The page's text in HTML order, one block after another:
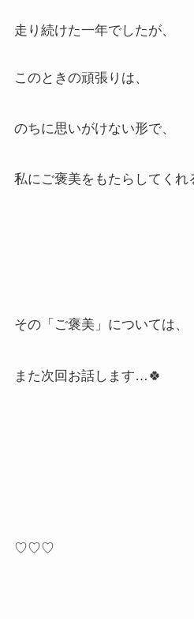
走り続けた一年でしたが、
このときの頑張りは、
のちに思いがけない形で、
私にご褒美をもたらしてくれ
その「ご褒美」については、
また次回お話します…🍀
♡♡♡